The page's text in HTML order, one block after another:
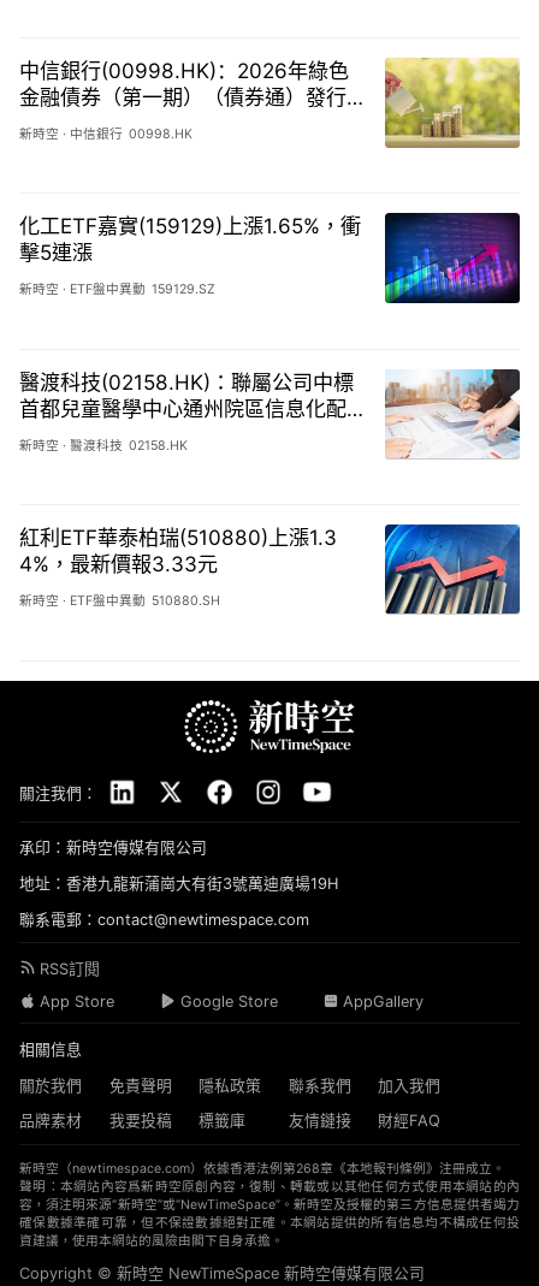
中信銀行(00998.HK)：2026年綠色
金融債券（第一期）（債券通）發行
完畢，規模人民幣200億元
新時空 · 中信銀行 00998.HK
化工ETF嘉實(159129)上漲1.65%，衝
擊5連漲
新時空 · ETF盤中異動 159129.SZ
醫渡科技(02158.HK)：聯屬公司中標
首都兒童醫學中心通州院區信息化配
套項目，金額約人民幣860萬元
新時空 ·醫渡科技 02158.HK
紅利ETF華泰柏瑞(510880)上漲1.3
4%，最新價報3.33元
新時空 · ETF盤中異動 510880.SH
關注我們：
承印：新時空傳媒有限公司
地址：香港九龍新蒲崗大有街3號萬迪廣場19H
聯系電郵：contact@newtimespace.com
RSS訂閱
App Store
Google Store AppGallery
相關信息
關於我們
免責聲明 隱私政策 聯系我們
加入我們
品牌素材
我要投稿 標籤庫 友情鏈接 財經FAQ
新時空（newtimespace.com）依據香港法例第268章《本地報刊條例》注冊成立。
聲明：本網站內容爲新時空原創內容，復制、轉載或以其他任何方式使用本網站的內
容，須注明來源“新時空”或“NewTimeSpace”。新時空及授權的第三方信息提供者竭力
確保數據準確可靠，但不保證數據絕對正確。本網站提供的所有信息均不構成任何投
資建議，使用本網站的風險由閣下自身承擔。
Copyright © 新時空 ‌NewTimeSpace 新時空傳媒有限公司